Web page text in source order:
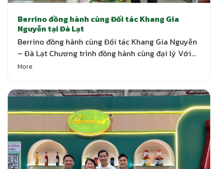
Berrino đồng hành cùng Đối tác Khang Gia
Nguyễn tại Đà Lạt
Berrino đồng hành cùng Đối tác Khang Gia Nguyễn
– Đà Lạt Chương trình đồng hành cùng đại lý Với
mong muốn mang đến sự hỗ trợ thiết thực và cùng
chương trình “Đồng hành cùng đại lý” tại nhiều khu
vực trên cả nước. Vừa…
More